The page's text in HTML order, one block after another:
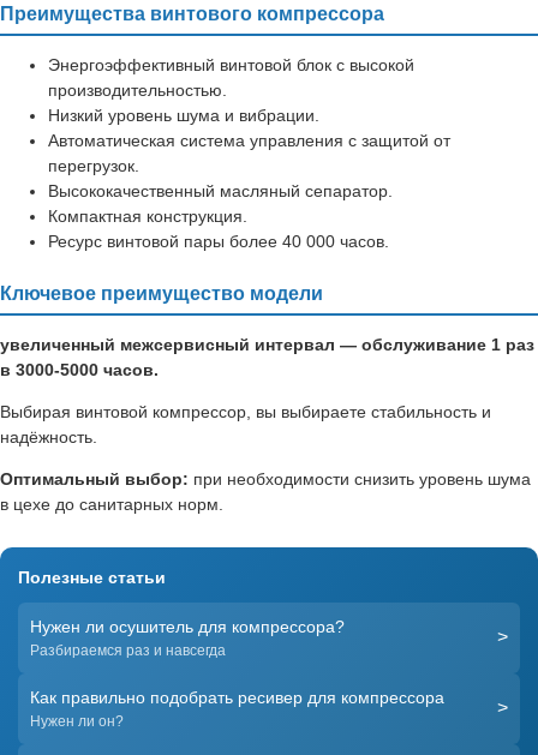
Преимущества винтового компрессора
Энергоэффективный винтовой блок с высокой
производительностью.
Низкий уровень шума и вибрации.
Автоматическая система управления с защитой от
перегрузок.
Высококачественный масляный сепаратор.
Компактная конструкция.
Ресурс винтовой пары более 40 000 часов.
Ключевое преимущество модели
увеличенный межсервисный интервал — обслуживание 1 раз
в 3000-5000 часов.
Выбирая винтовой компрессор, вы выбираете стабильность и
надёжность.
Оптимальный выбор: при необходимости снизить уровень шума
в цехе до санитарных норм.
Полезные статьи
Нужен ли осушитель для компрессора?
Разбираемся раз и навсегда
>
Как правильно подобрать ресивер для компрессора
Нужен ли он?
>